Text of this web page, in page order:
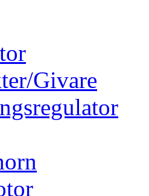
Givare